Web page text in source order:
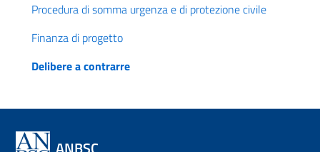
Procedura di somma urgenza e di protezione civile
Finanza di progetto
Delibere a contrarre